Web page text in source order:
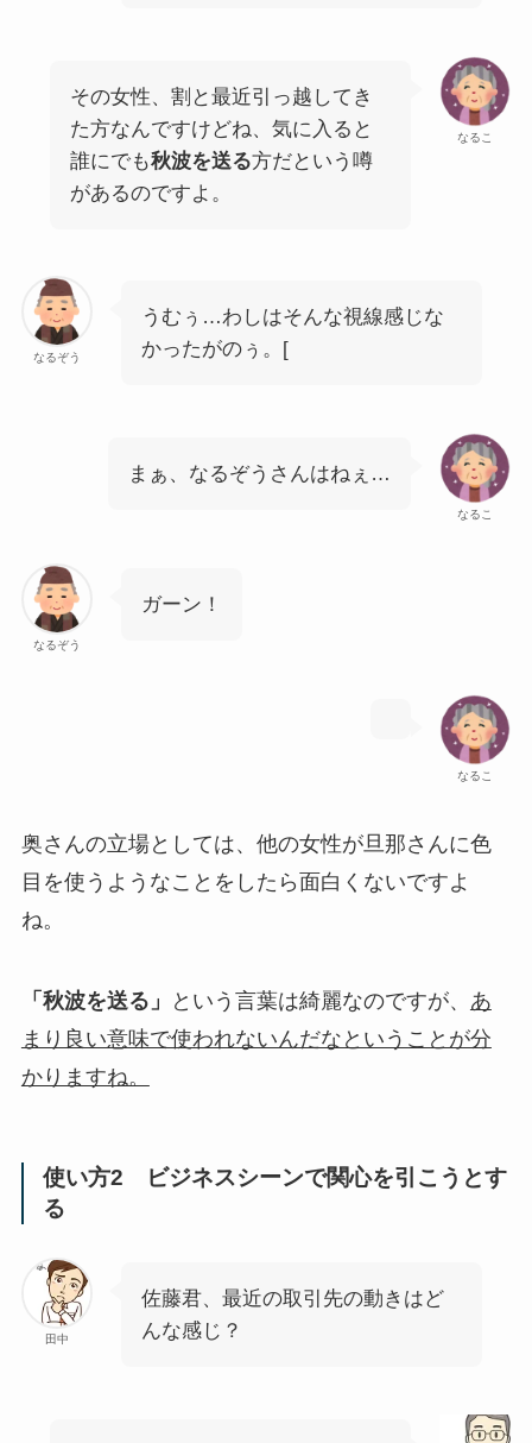
なるこ
その女性、割と最近引っ越してき
た方なんですけどね、気に入ると
誰にでも秋波を送る方だという噂
があるのですよ。
なるぞう
うむぅ…わしはそんな視線感じな
かったがのぅ。[
なるこ
まぁ、なるぞうさんはねぇ…
なるぞう
ガーン！
なるこ
奥さんの立場としては、他の女性が旦那さんに色
目を使うようなことをしたら面白くないですよ
ね。
「秋波を送る」 という言葉は綺麗なのですが、 あ
まり良い意味で使われないんだなということが分
かりますね。
使い方2 ビジネスシーンで関心を引こうとす
る
田中
佐藤君、最近の取引先の動きはど
んな感じ？